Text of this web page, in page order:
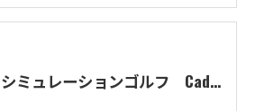
シミュレーションゴルフ Caddy 料金表